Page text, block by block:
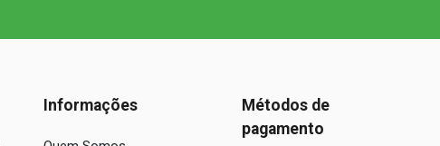
Informações
Métodos de
pagamento